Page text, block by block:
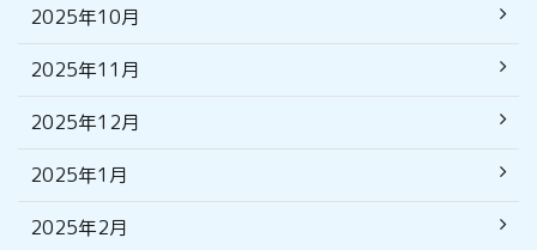
2025年10月
2025年11月
2025年12月
2025年1月
2025年2月